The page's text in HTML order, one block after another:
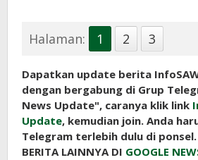
Halaman: 1 2 3
Dapatkan update berita
dengan bergabung di Grup
News Update", caranya klik link
Update, kemudian join. Anda
Telegram terlebih dulu di ponsel.
BERITA LAINNYA DI GOOGLE